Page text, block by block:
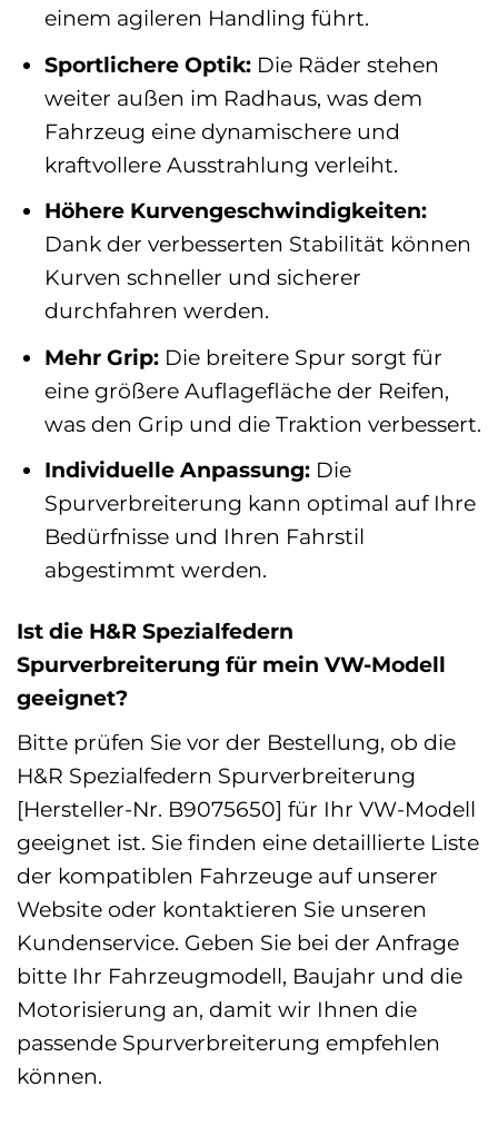
einem agileren Handling führt.
Sportlichere Optik:Die Räder stehen
weiter außen im Radhaus, was dem
Fahrzeug eine dynamischere und
kraftvollere Ausstrahlung verleiht.
Höhere Kurvengeschwindigkeiten:
Dank der verbesserten Stabilität können
Kurven schneller und sicherer
durchfahren werden.
Mehr Grip:Die breitere Spur sorgt für
eine größere Auflagefläche der Reifen,
was den Grip und die Traktion verbessert.
Individuelle Anpassung:Die
Spurverbreiterung kann optimal auf Ihre
Bedürfnisse und Ihren Fahrstil
abgestimmt werden.
Ist die H&R Spezialfedern
Spurverbreiterung für mein VW-Modell
geeignet?
Bitte prüfen Sie vor der Bestellung, ob die
H&R Spezialfedern Spurverbreiterung
[Hersteller-Nr. B9075650] für Ihr VW-Modell
geeignet ist. Sie finden eine detaillierte Liste
der kompatiblen Fahrzeuge auf unserer
Website oder kontaktieren Sie unseren
Kundenservice. Geben Sie bei der Anfrage
bitte Ihr Fahrzeugmodell, Baujahr und die
Motorisierung an, damit wir Ihnen die
passende Spurverbreiterung empfehlen
können.